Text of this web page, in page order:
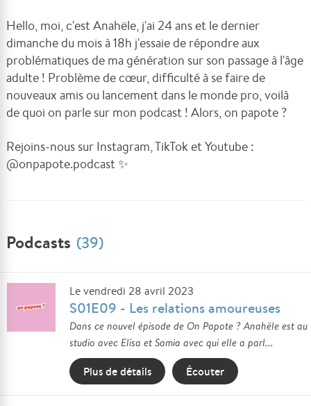
Hello, moi, c'est Anahële, j'ai 24 ans et le dernier
dimanche du mois à 18h j'essaie de répondre aux
problématiques de ma génération sur son passage à l'âge
adulte ! Problème de cœur, difficulté à se faire de
nouveaux amis ou lancement dans le monde pro, voilà
de quoi on parle sur mon podcast ! Alors, on papote ?
Rejoins-nous sur Instagram, TikTok et Youtube :
@onpapote.podcast ✨
Podcasts (39)
Le vendredi 28 avril 2023
S01E09 - Les relations amoureuses
Dans ce nouvel épisode de On Papote ? Anahële est au
studio avec Elisa et Samia avec qui elle a parl...
Plus de détails Écouter